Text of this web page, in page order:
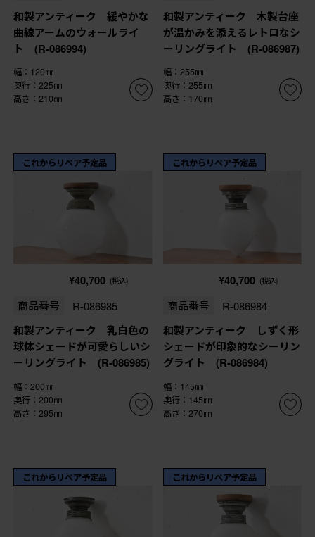
和製アンティーク 緩やかな
曲線アームのウォールライ
ト (R-086994)
幅：120㎜
奥行：225㎜
高さ：210㎜
和製アンティーク 木製台座
が温かみを添えるレトロなシ
ーリングライト (R-086987)
幅：255㎜
奥行：255㎜
高さ：170㎜
これからリペア予定品
¥40,700 (税込)
商品番号 R-086985
和製アンティーク 乳白色の
球体シェードが可愛らしいシ
ーリングライト (R-086985)
幅：200㎜
奥行：200㎜
高さ：295㎜
これからリペア予定品
¥40,700 (税込)
商品番号 R-086984
和製アンティーク しずく形
シェードが印象的なシーリン
グライト (R-086984)
幅：145㎜
奥行：145㎜
高さ：270㎜
これからリペア予定品 これからリペア予定品